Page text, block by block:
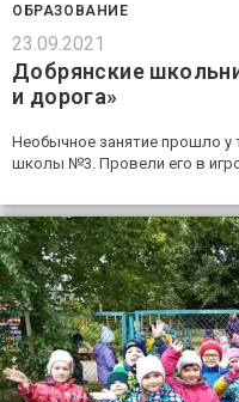
ОБРАЗОВАНИЕ
23.09.2021
Добрянские
и дорога»
Необычное занятие прошло у
школы №3. Провели его в